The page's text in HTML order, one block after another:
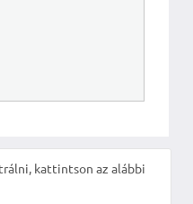
kattintson az alábbi